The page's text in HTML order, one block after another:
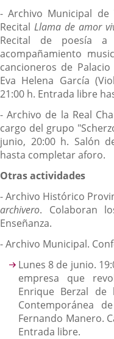
- Archivo Municipal de
RecitalLlama de amor
Recital de poesía a
acompañamiento
cancioneros de
Eva Helena García
21:00 h. Entrada libre
- Archivo de la Real
cargo del grupo
junio, 20:00 h. Salón
hasta completar aforo.
Otras actividades
- Archivo Histórico
archivero. Colaboran
Enseñanza.
- Archivo Municipal.
Lunes 8 de junio.
empresa que
Enrique Berzal de
Contemporánea
Fernando Manero.
Entrada libre.